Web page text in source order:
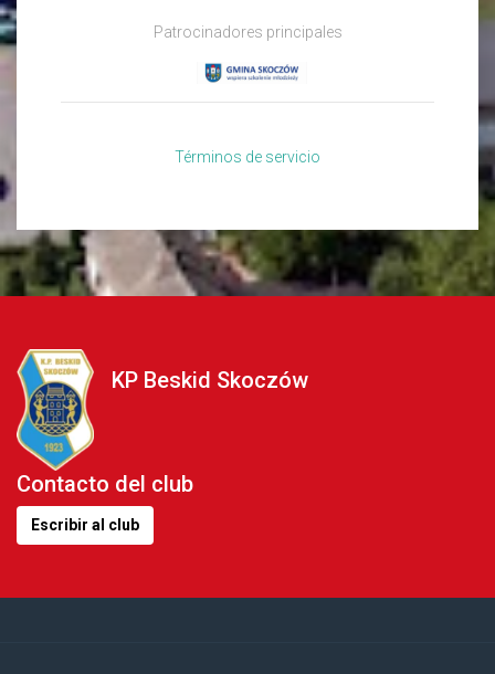
Patrocinadores principales
Términos de servicio
KP Beskid Skoczów
Contacto del club
Escribir al club